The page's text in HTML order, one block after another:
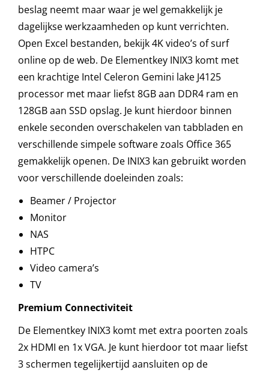
beslag neemt maar waar je wel gemakkelijk je
dagelijkse werkzaamheden op kunt verrichten.
Open Excel bestanden, bekijk 4K video’s of surf
online op de web. De Elementkey INIX3 komt met
een krachtige Intel Celeron Gemini lake J4125
processor met maar liefst 8GB aan DDR4 ram en
128GB aan SSD opslag. Je kunt hierdoor binnen
enkele seconden overschakelen van tabbladen en
verschillende simpele software zoals Office 365
gemakkelijk openen. De INIX3 kan gebruikt worden
voor verschillende doeleinden zoals:
Beamer / Projector
Monitor
NAS
HTPC
Video camera’s
TV
Premium Connectiviteit
De Elementkey INIX3 komt met extra poorten zoals
2x HDMI en 1x VGA. Je kunt hierdoor tot maar liefst
3 schermen tegelijkertijd aansluiten op de